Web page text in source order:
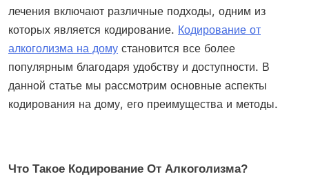
лечения включают различные подходы, одним из
которых является кодирование. Кодирование от
алкоголизма на дому становится все более
популярным благодаря удобству и доступности. В
данной статье мы рассмотрим основные аспекты
кодирования на дому, его преимущества и методы.
Что Такое Кодирование От Алкоголизма?